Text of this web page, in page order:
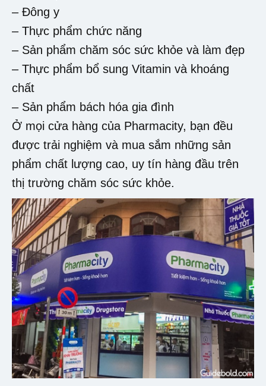
– Đông y
– Thực phẩm chức năng
– Sản phẩm chăm sóc sức khỏe và làm đẹp
– Thực phẩm bổ sung Vitamin và khoáng
chất
– Sản phẩm bách hóa gia đình
Ở mọi cửa hàng của Pharmacity, bạn đều
được trải nghiệm và mua sắm những sản
phẩm chất lượng cao, uy tín hàng đầu trên
thị trường chăm sóc sức khỏe.